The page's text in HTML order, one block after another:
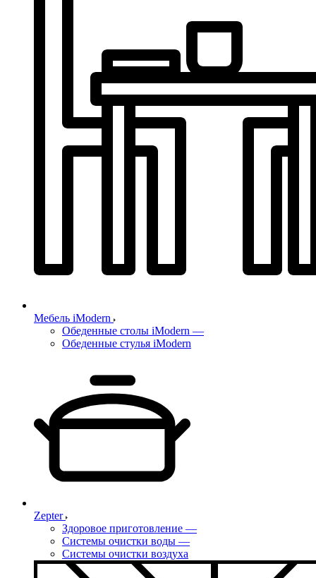
Мебель iModern
Обеденные столы iModern —
Обеденные стулья iModern
Zepter
Здоровое приготовление —
Системы очистки воды —
Системы очистки воздуха